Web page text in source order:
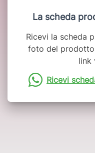
La scheda
Ricevi la scheda
foto del prodotto
link
Ricevi